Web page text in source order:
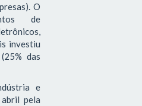
O
de
investiu
das
e
pela